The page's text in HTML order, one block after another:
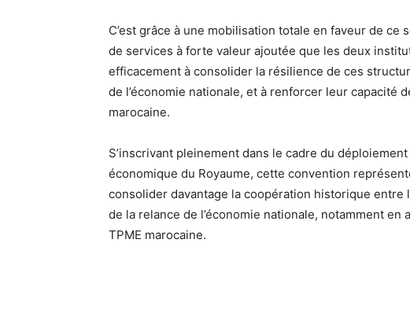
C’est grâce à une mobilisation totale en faveur de ce
de services à forte valeur ajoutée que les deux
efficacement à consolider la résilience de ces
de l’économie nationale, et à renforcer leur capacité
marocaine.
S’inscrivant pleinement dans le cadre du
économique du Royaume, cette convention
consolider davantage la coopération historique entre
de la relance de l’économie nationale, notamment
TPME marocaine.